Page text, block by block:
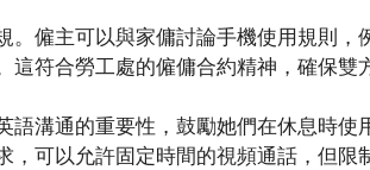
。僱主可以與家傭討論手機使用規則，
這符合勞工處的僱傭合約精神，確保雙
語溝通的重要性，鼓勵她們在休息時使
，可以允許固定時間的視頻通話，但限